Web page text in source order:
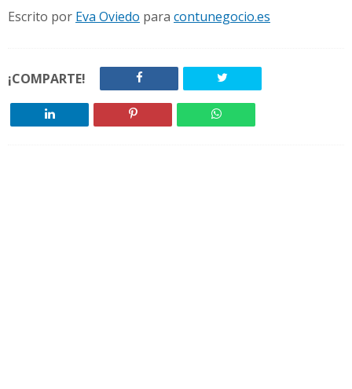
Escrito por Eva Oviedo para contunegocio.es
¡COMPARTE!